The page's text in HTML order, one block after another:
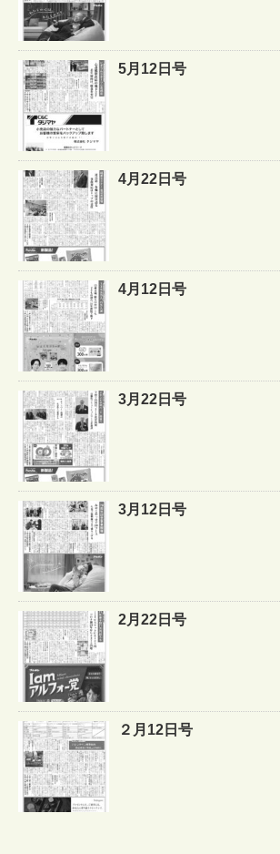
5月12日号
4月22日号
4月12日号
3月22日号
3月12日号
2月22日号
２月12日号